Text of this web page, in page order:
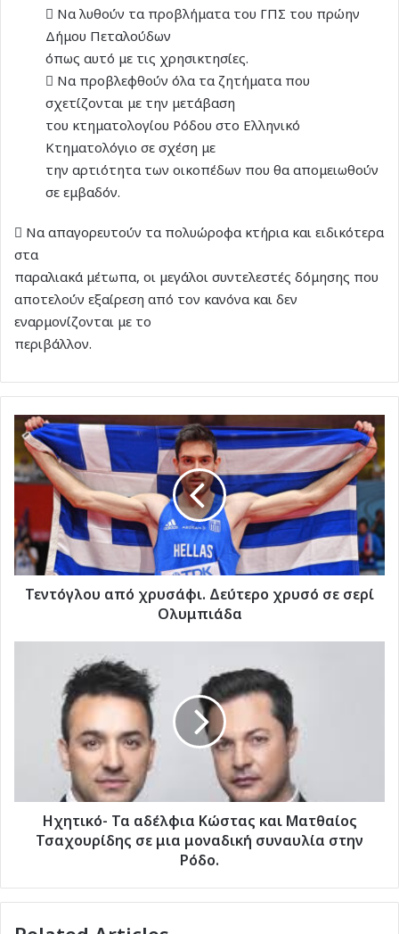
 Να λυθούν τα προβλήματα του ΓΠΣ του πρώην
Δήμου Πεταλούδων
όπως αυτό με τις χρησικτησίες.
 Να προβλεφθούν όλα τα ζητήματα που
σχετίζονται με την μετάβαση
του κτηματολογίου Ρόδου στο Ελληνικό
Κτηματολόγιο σε σχέση με
την αρτιότητα των οικοπέδων που θα απομειωθούν
σε εμβαδόν.
 Να απαγορευτούν τα πολυώροφα κτήρια και ειδικότερα
στα
παραλιακά μέτωπα, οι μεγάλοι συντελεστές δόμησης που
αποτελούν εξαίρεση από τον κανόνα και δεν
εναρμονίζονται με το
περιβάλλον.
Τεντόγλου
από
χρυσάφι.
Δεύτερο
σε
σερί
Ολυμπιάδα
Τεντόγλου από χρυσάφι. Δεύτερο χρυσό σε σερί
Ολυμπιάδα
Ματθαίος
Τσαχουρίδης
μια
μοναδική
συναυλία
Ηχητικό- Τα αδέλφια Κώστας και Ματθαίος
Τσαχουρίδης σε μια μοναδική συναυλία στην
Ρόδο.